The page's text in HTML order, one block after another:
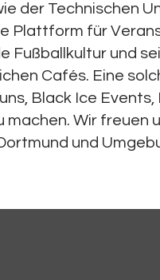
der Technischen
Plattform für
Fußballkultur und
Cafés. Eine
Black Ice Events,
machen. Wir freuen
und